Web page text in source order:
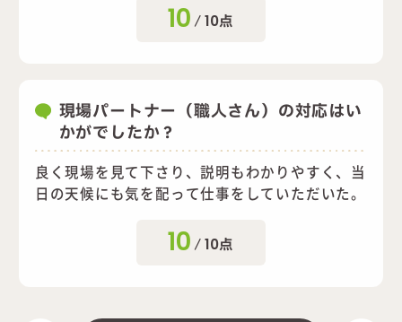
10 /10点
現場パートナー（職人さん）の対応はい
かがでしたか？
良く現場を見て下さり、説明もわかりやすく、当
日の天候にも気を配って仕事をしていただいた。
10 /10点